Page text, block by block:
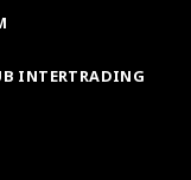
INTERTRADING